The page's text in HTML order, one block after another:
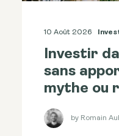
10 Août 2026
Investir
sans
mythe ou
by Romain